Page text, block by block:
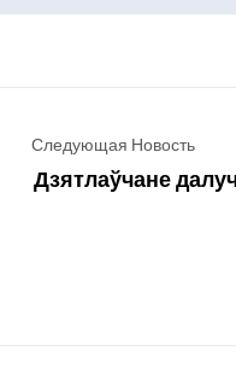
Следующая Новость
Дзятлаўчане